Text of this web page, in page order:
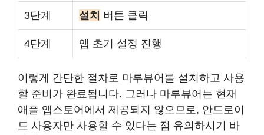
3단계 설치 버튼 클릭
4단계 앱 초기 설정 진행
이렇게 간단한 절차로 마루뷰어를 설치하고 사용
할 준비가 완료됩니다. 그러나 마루뷰어는 현재
애플 앱스토어에서 제공되지 않으므로, 안드로이
드 사용자만 사용할 수 있다는 점 유의하시기 바